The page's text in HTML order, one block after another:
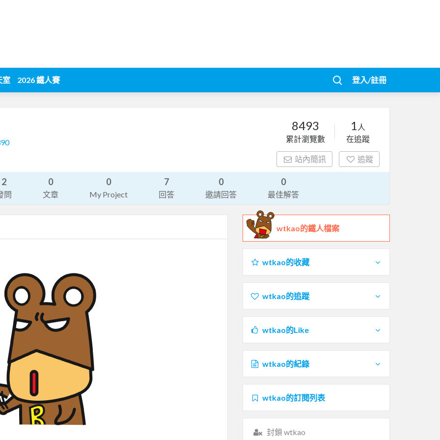
室 2026 鐵人賽 登入/註冊
8493
累計瀏覽數
1 人
在追蹤
站內簡訊 追蹤
2
問
0
文章
0
My Project
7
回答
0
邀請回答
0
最佳解答
wtkao的鐵人檔案
wtkao的收藏
wtkao的追蹤
wtkao的Like
wtkao的紀錄
wtkao的訂閱列表
封鎖 wtkao